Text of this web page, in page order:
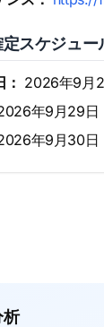
スケジュー
2026年9月
年9月29日
年9月30日